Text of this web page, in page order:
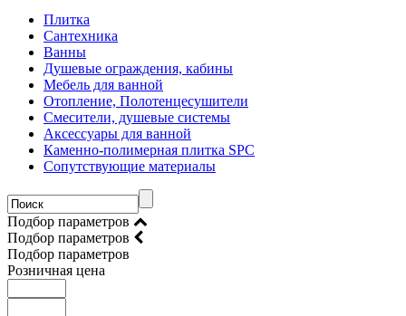
Плитка
Сантехника
Ванны
Душевые ограждения, кабины
Мебель для ванной
Отопление, Полотенцесушители
Смесители, душевые системы
Аксессуары для ванной
Каменно-полимерная плитка SPC
Сопутствующие материалы
Подбор параметров
Подбор параметров
Подбор параметров
Розничная цена